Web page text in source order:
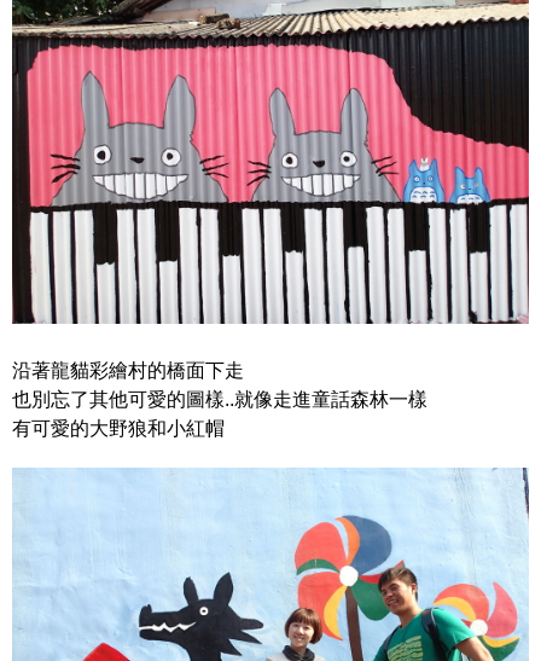
沿著龍貓彩繪村的橋面下走
也別忘了其他可愛的圖樣..就像走進童話森林一樣
有可愛的大野狼和小紅帽